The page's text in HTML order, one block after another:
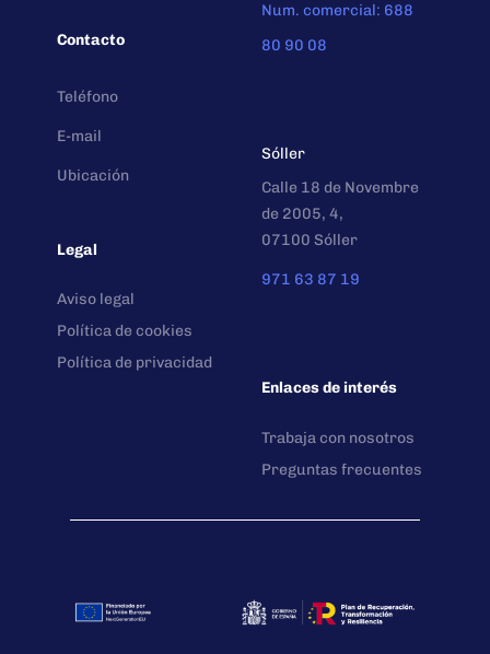
Contacto
Teléfono
E-mail
Ubicación
Legal
Aviso legal
Política de cookies
Política de privacidad
Num. comercial: 688
80 90 08
Sóller
Calle 18 de Novembre
de 2005, 4,
07100 Sóller
971 63 87 19
Enlaces de interés
Trabaja con nosotros
Preguntas frecuentes